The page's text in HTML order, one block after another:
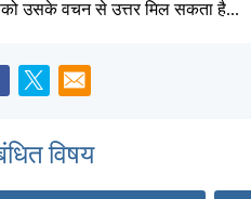
उसके वचन से उत्तर मिल सकता है...
विषय